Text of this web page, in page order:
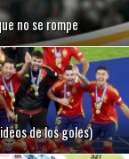
no se rompe
de los goles)